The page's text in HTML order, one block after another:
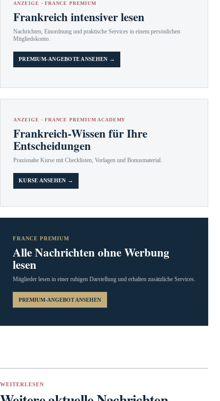
ANZEIGE · FRANCE PREMIUM
Frankreich intensiver lesen
Nachrichten, Einordnung und praktische Services in einem persönlichen
Mitgliedskonto.
PREMIUM-ANGEBOTE ANSEHEN →
ANZEIGE · FRANCE PREMIUM ACADEMY
Frankreich-Wissen für Ihre
Entscheidungen
Praxisnahe Kurse mit Checklisten, Vorlagen und Bonusmaterial.
KURSE ANSEHEN →
FRANCE PREMIUM
Alle Nachrichten ohne Werbung
lesen
Mitglieder lesen in einer ruhigen Darstellung und erhalten zusätzliche Services.
PREMIUM-ANGEBOT ANSEHEN
WEITERLESEN